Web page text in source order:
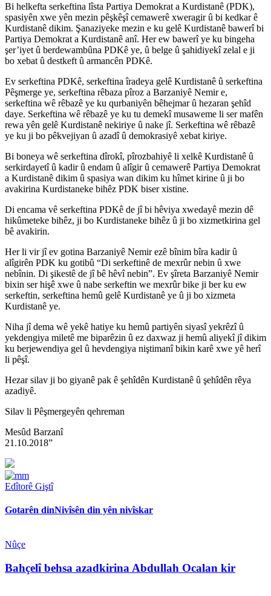
Bi helkefta serkeftina lîsta Partiya Demokrat a Kurdistanê (PDK),
spasiyên xwe yên mezin pêşkêşî cemawerê xweragir û bi kedkar ê
Kurdistanê dikim. Şanaziyeke mezin e ku gelê Kurdistanê bawerî bi
Partiya Demokrat a Kurdistanê anî. Her ew bawerî ye ku bingeha
şer’iyet û berdewambûna PDKê ye, û belge û şahidiyekî zelal e ji
bo xebat û destkeft û armancên PDKê.
Ev serkeftina PDKê, serkeftina îradeya gelê Kurdistanê û serkeftina
Pêşmerge ye, serkeftina rêbaza pîroz a Barzaniyê Nemir e,
serkeftina wê rêbazê ye ku qurbaniyên bêhejmar û hezaran şehîd
daye. Serkeftina wê rêbazê ye ku tu demekî musaweme li ser mafên
rewa yên gelê Kurdistanê nekiriye û nake jî. Serkeftina wê rêbazê
ye ku ji bo pêkvejiyan û azadî û demokrasiyê xebat kiriye.
Bi boneya wê serkeftina dîrokî, pîrozbahiyê li xelkê Kurdistanê û
serkirdayetî û kadir û endam û alîgir û cemawerê Partiya Demokrat
a Kurdistanê dikim û spasiya wan dikim ku hîmet kirine û ji bo
avakirina Kurdistaneke bihêz PDK biser xistine.
Di encama vê serkeftina PDKê de jî bi hêviya xwedayê mezin dê
hikûmeteke bihêz, ji bo Kurdistaneke bihêz û ji bo xizmetkirina gel
bê avakirin.
Her li vir jî ev gotina Barzaniyê Nemir ezê bînim bîra kadir û
alîgirên PDK ku gotibû “Di serkeftinê de mexrûr nebin û xwe
nebînin. Di şikestê de jî bê hêvî nebin”. Ev şîreta Barzaniyê Nemir
bixin ser hişê xwe û nabe serkeftin we mexrûr bike ji ber ku ew
serkeftin, serkeftina hemû gelê Kurdistanê ye û ji bo xizmeta
Kurdistanê ye.
Niha jî dema wê yekê hatiye ku hemû partiyên siyasî yekrêzî û
yekdengiya miletê me biparêzin û ez daxwaz ji hemû aliyekî jî dikim
ku berjewendiya gel û hevdengiya niştimanî bikin karê xwe yê herî
li pêşî.
Hezar silav ji bo giyanê pak ê şehîdên Kurdistanê û şehîdên rêya
azadiyê.
Silav li Pêşmergeyên qehreman
Mesûd Barzanî
21.10.2018”
Edîtorê Giştî
Gotarên dinNivîsên din yên nivîskar
Nûçe
Bahçelî behsa azadkirina Abdullah Ocalan kir